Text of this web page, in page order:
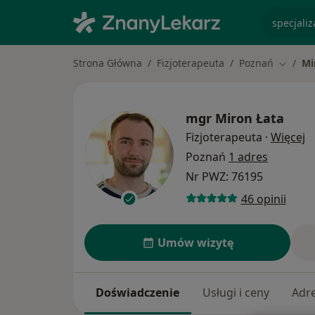
Strona Główna Fizjoterapeuta Poznań Zmień
mgr Miron Łata
Fizjoterapeuta · Więcej
Poznań 1 adres
Nr PWZ: 76195
46 opinii
Umów wizytę
Doświadczenie Usługi i ceny